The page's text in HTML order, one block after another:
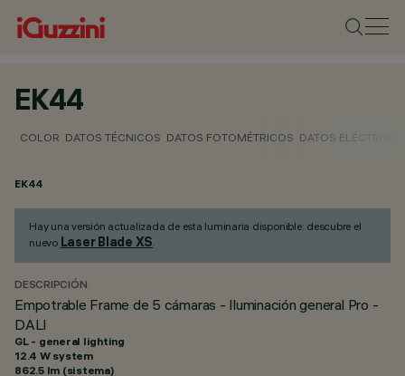
EK44
COLOR DATOS TÉCNICOS DATOS FOTOMÉTRICOS DATOS
EK44
Hay una versión actualizada de esta luminaria disponible: descubre el
nuevo Laser Blade XS.
DESCRIPCIÓN
Empotrable Frame de 5 cámaras - Iluminación general Pro -
DALI
GL - general lighting
12.4 W system
862.5 lm (sistema)